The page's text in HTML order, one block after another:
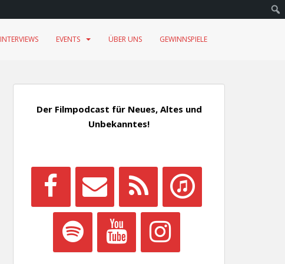
INTERVIEWS EVENTS ÜBER UNS GEWINNSPIELE
Der Filmpodcast für Neues, Altes und
Unbekanntes!